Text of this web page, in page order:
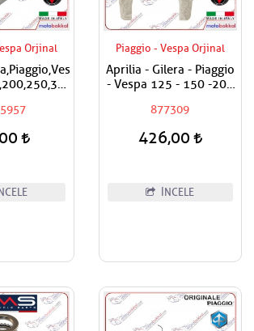
Orjinal Piaggio - Vespa Orjinal
Aprilia - Gilera - Piaggio
- Vespa 125 - 150 -200
Mili Ara Hilali
877309
426,00
İNCELE